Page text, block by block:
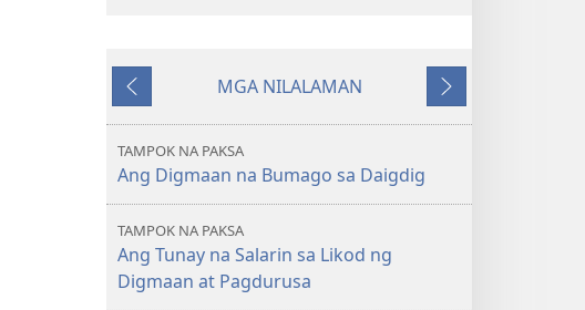
ng
BANTAYAN
na
Bumago
ng
BANTAYAN
Ang
na
Bumago
Nauna
MGA NILALAMAN
Susunod
TAMPOK NA PAKSA
Ang Digmaan na Bumago sa Daigdig
TAMPOK NA PAKSA
Ang Tunay na Salarin sa Likod ng
Digmaan at Pagdurusa